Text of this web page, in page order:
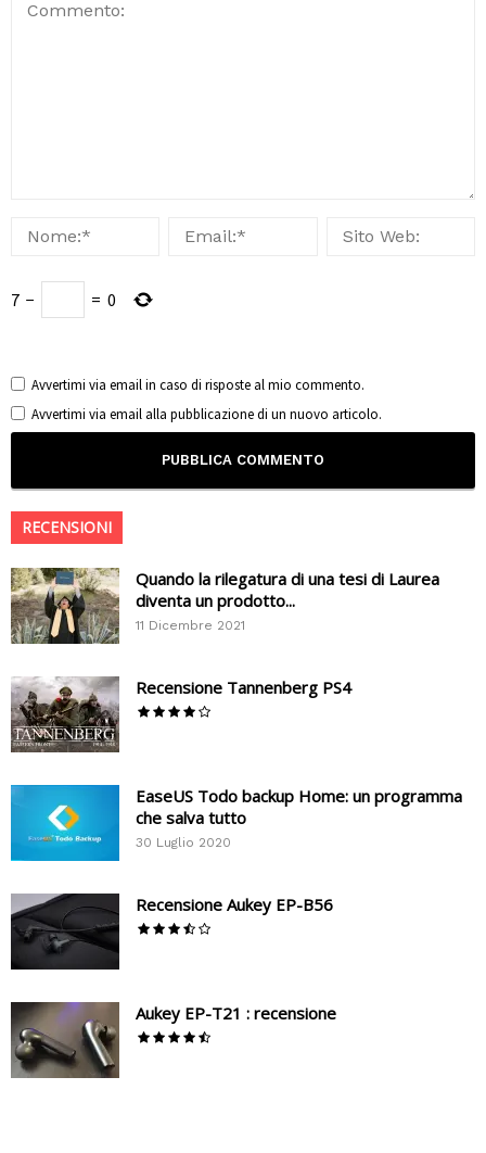
7 − = 0
Avvertimi via email in caso di risposte al mio commento.
Avvertimi via email alla pubblicazione di un nuovo articolo.
RECENSIONI
Quando la rilegatura di una tesi di Laurea
diventa un prodotto...
11 Dicembre 2021
Recensione Tannenberg PS4
EaseUS Todo backup Home: un programma
che salva tutto
30 Luglio 2020
Recensione Aukey EP-B56
Aukey EP-T21 : recensione